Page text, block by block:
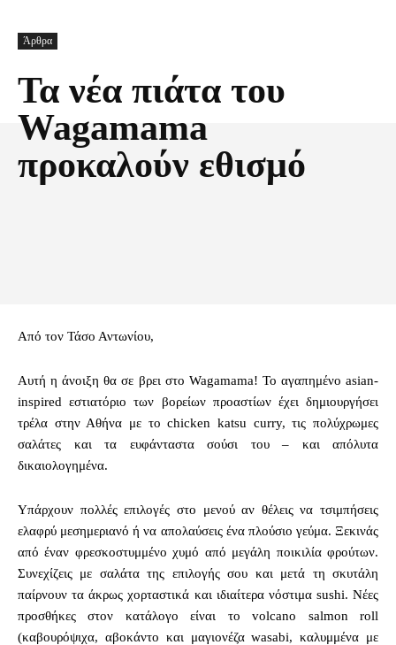
Άρθρα
Τα νέα πιάτα του
Wagamama
προκαλούν εθισμό
Από τον Τάσο Αντωνίου,
Αυτή η άνοιξη θα σε βρει στο Wagamama! Το αγαπημένο asian-
inspired εστιατόριο των βορείων προαστίων έχει δημιουργήσει
τρέλα στην Αθήνα με το chicken katsu curry, τις πολύχρωμες
σαλάτες και τα ευφάνταστα σούσι του – και απόλυτα
δικαιολογημένα.
Υπάρχουν πολλές επιλογές στο μενού αν θέλεις να τσιμπήσεις
ελαφρύ μεσημεριανό ή να απολαύσεις ένα πλούσιο γεύμα. Ξεκινάς
από έναν φρεσκοστυμμένο χυμό από μεγάλη ποικιλία φρούτων.
Συνεχίζεις με σαλάτα της επιλογής σου και μετά τη σκυτάλη
παίρνουν τα άκρως χορταστικά και ιδιαίτερα νόστιμα sushi. Νέες
προσθήκες στον κατάλογο είναι το volcano salmon roll
(καβουρόψιχα, αβοκάντο και μαγιονέζα wasabi, καλυμμένα με